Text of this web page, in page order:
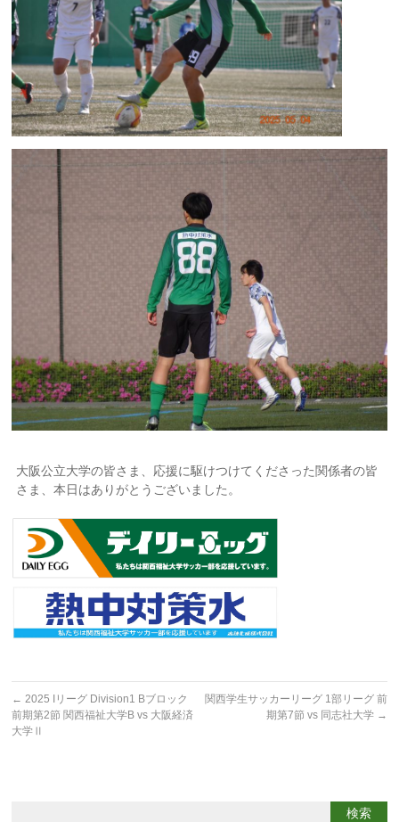
大阪公立大学の皆さま、応援に駆けつけてくださった関係者の皆
さま、本日はありがとうございました。
← 2025 Iリーグ Division1 Bブロック
前期第2節 関西福祉大学B vs 大阪経済
大学Ⅱ
関西学生サッカーリーグ 1部リーグ 前
期第7節 vs 同志社大学 →